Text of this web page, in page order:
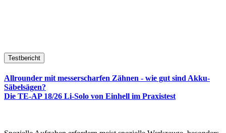
Testbericht
Allrounder mit messerscharfen Zähnen - wie gut sind Akku-
Säbelsägen?
Die TE-AP 18/26 Li-Solo von Einhell im Praxistest